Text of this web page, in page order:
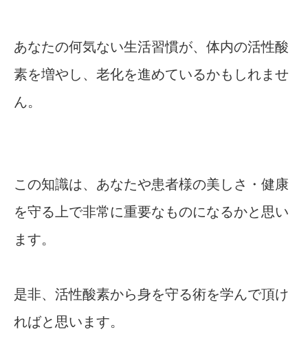
あなたの何気ない生活習慣が、体内の活性酸
素を増やし、老化を進めているかもしれませ
ん。
この知識は、あなたや患者様の美しさ・健康
を守る上で非常に重要なものになるかと思い
ます。
是非、活性酸素から身を守る術を学んで頂け
ればと思います。